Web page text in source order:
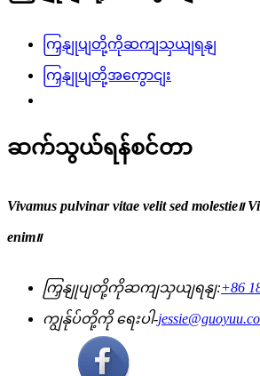
ကြှနျုပျတို့ကိုဆကျသှယျရနျ
ကြှနျုပျတို့အကွောငျး
ဆက်သွယ်ရန်စင်တာ
Vivamus pulvinar vitae velit sed molestie။
enim။
ကြှနျုပျတို့ကိုဆကျသှယျရနျ:+86
ကျွန်ုပ်တို့ကို ရေးပါ-